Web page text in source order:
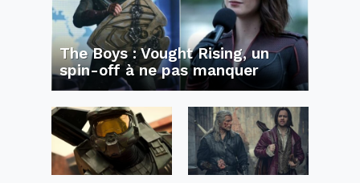
The Boys : Vought Rising, un
spin-off à ne pas manquer